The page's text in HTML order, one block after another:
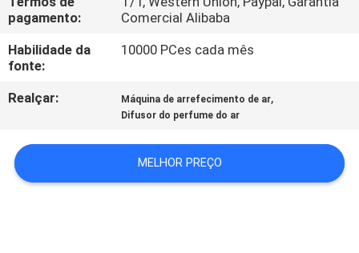
QUALIDADE
NOS
NOTÍCIA
pagamento:
Comercial Alibaba
Habilidade da
fonte:
10000 PCes cada mês
Realçar: Máquina de arrefecimento de ar,
Difusor do perfume do ar
MELHOR PREÇO